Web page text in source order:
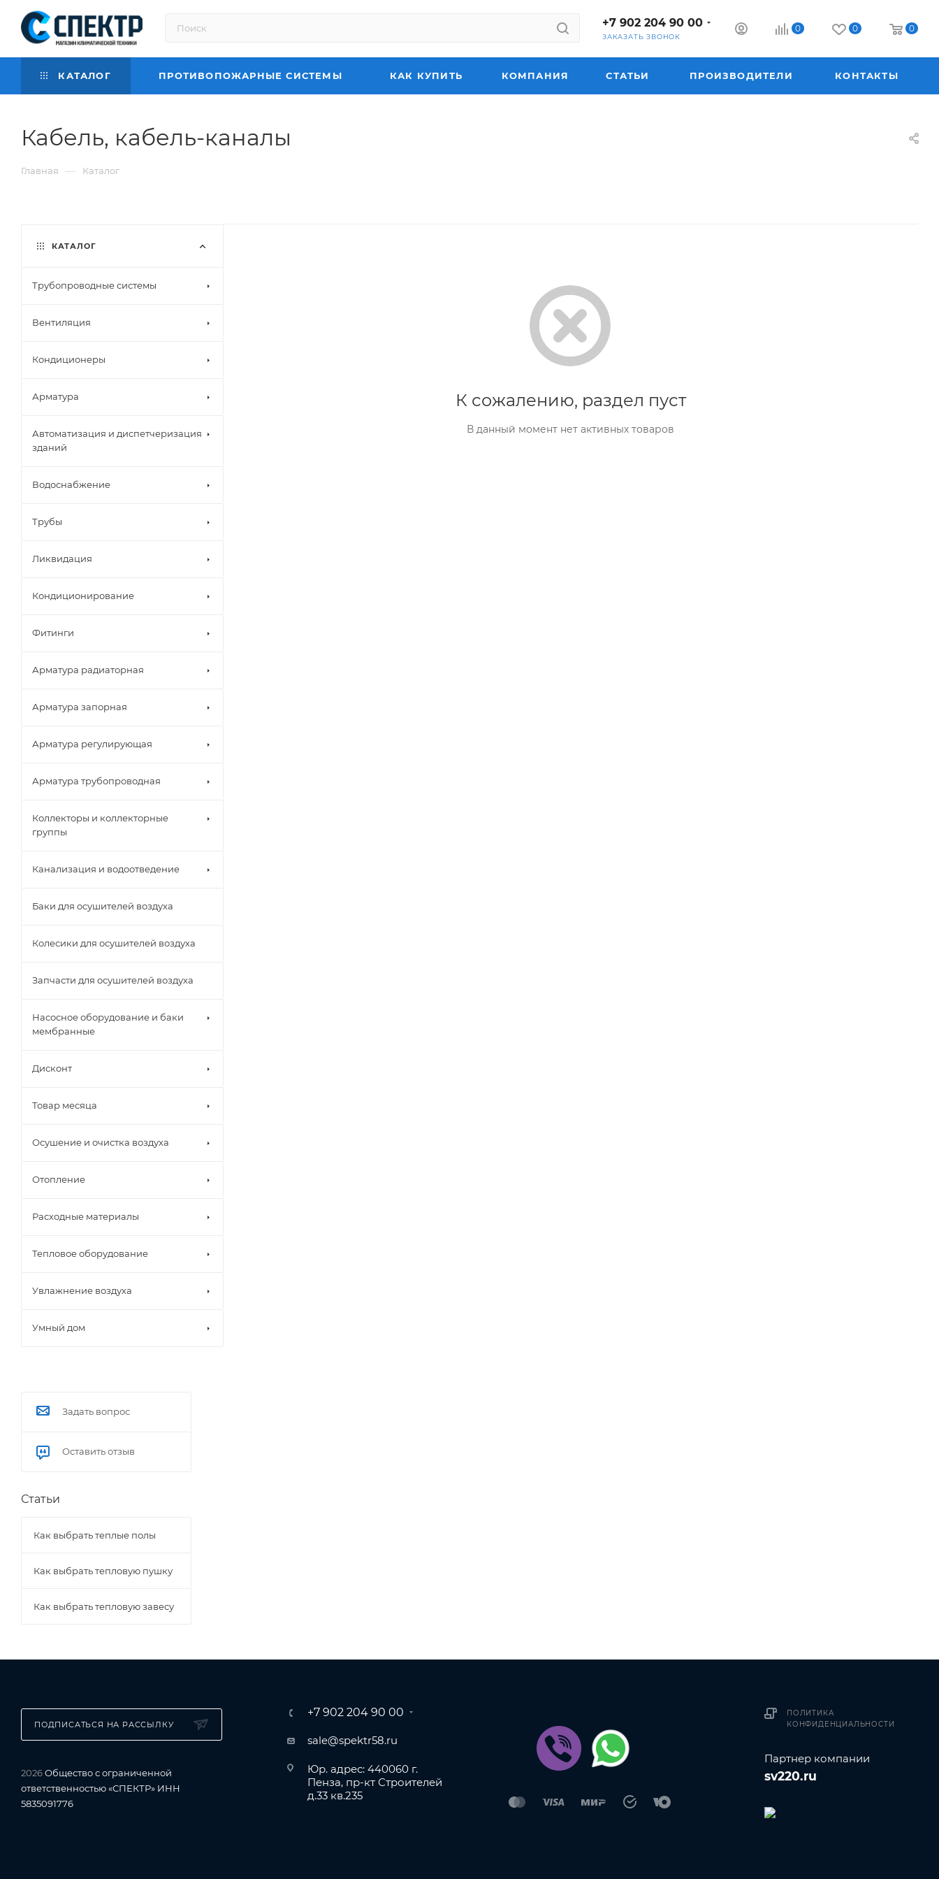
+7 902 204 90 00
ЗАКАЗАТЬ ЗВОНОК
0 0 0
КАТАЛОГ ПРОТИВОПОЖАРНЫЕ СИСТЕМЫ КАК КУПИТЬ КОМПАНИЯ СТАТЬИ ПРОИЗВОДИТЕЛИ КОНТАКТЫ
Кабель, кабель-каналы
Главная — Каталог
К сожалению, раздел пуст
В данный момент нет активных товаров
КАТАЛОГ
Трубопроводные системы
Вентиляция
Кондиционеры
Арматура
Автоматизация и диспетчеризация
зданий
Водоснабжение
Трубы
Ликвидация
Кондиционирование
Фитинги
Арматура радиаторная
Арматура запорная
Арматура регулирующая
Арматура трубопроводная
Коллекторы и коллекторные
группы
Канализация и водоотведение
Баки для осушителей воздуха
Колесики для осушителей воздуха
Запчасти для осушителей воздуха
Насосное оборудование и баки
мембранные
Дисконт
Товар месяца
Осушение и очистка воздуха
Отопление
Расходные материалы
Тепловое оборудование
Увлажнение воздуха
Умный дом
Задать вопрос
Оставить отзыв
Статьи
Как выбрать теплые полы
Как выбрать тепловую пушку
Как выбрать тепловую завесу
ПОДПИСАТЬСЯ НА РАССЫЛКУ
2026Общество с ограниченной
ответственностью «СПЕКТР» ИНН
5835091776
+7 902 204 90 00
sale@spektr58.ru
Юр. адрес: 440060 г.
Пенза, пр-кт Строителей
д.33 кв.235
ПОЛИТИКА
КОНФИДЕНЦИАЛЬНОСТИ
Партнер компании
sv220.ru